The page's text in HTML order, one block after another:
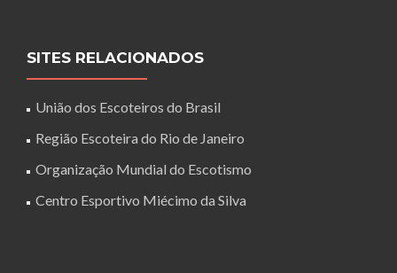
SITES RELACIONADOS
União dos Escoteiros do Brasil
Região Escoteira do Rio de Janeiro
Organização Mundial do Escotismo
Centro Esportivo Miécimo da Silva